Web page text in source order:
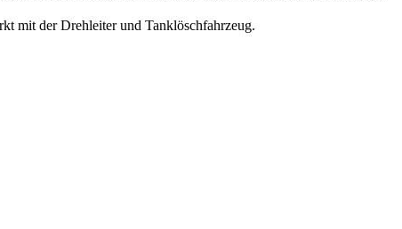
mit der Drehleiter und Tanklöschfahrzeug.